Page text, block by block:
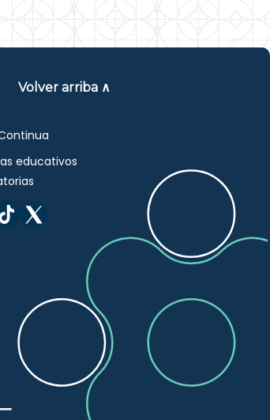
Volver arriba ∧
educativos